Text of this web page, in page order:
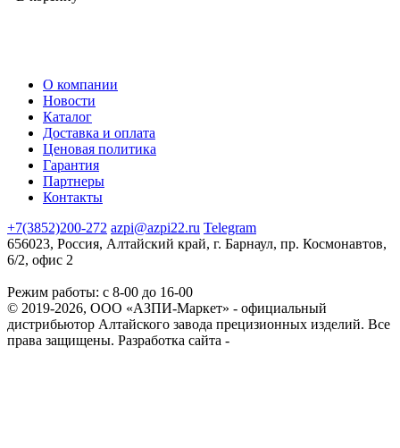
О компании
Новости
Каталог
Доставка и оплата
Ценовая политика
Гарантия
Партнеры
Контакты
+7(3852)200-272 azpi@azpi22.ru Telegram
656023, Россия, Алтайский край, г. Барнаул, пр. Космонавтов,
6/2, офис 2
Режим работы: с 8-00 до 16-00
© 2019-2026, ООО «АЗПИ-Маркет» - официальный
дистрибьютор Алтайского завода прецизионных изделий. Все
права защищены. Разработка сайта -